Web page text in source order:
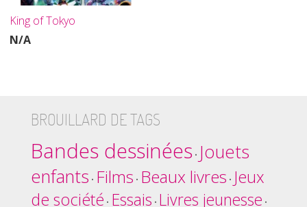
King of Tokyo
N/A
BROUILLARD DE TAGS
Bandes dessinées• Jouets
enfants • Films • Beaux livres • Jeux
de société • Essais • Livres jeunesse •